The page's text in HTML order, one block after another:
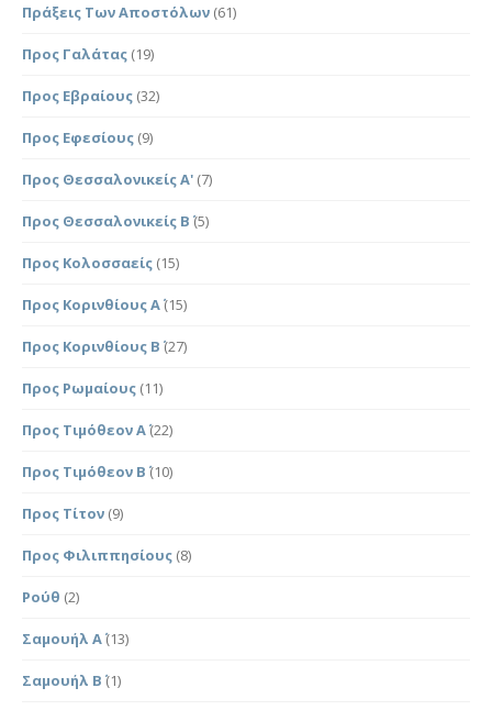
Πράξεις Των Αποστόλων (61)
Προς Γαλάτας (19)
Προς Εβραίους (32)
Προς Εφεσίους (9)
Προς Θεσσαλονικείς Α' (7)
Προς Θεσσαλονικείς Β΄ (5)
Προς Κολοσσαείς (15)
Προς Κορινθίους Α΄(15)
Προς Κορινθίους Β΄ (27)
Προς Ρωμαίους (11)
Προς Τιμόθεον Α΄(22)
Προς Τιμόθεον Β΄ (10)
Προς Τίτον (9)
Προς Φιλιππησίους (8)
Ρούθ (2)
Σαμουήλ Α΄(13)
Σαμουήλ Β΄ (1)